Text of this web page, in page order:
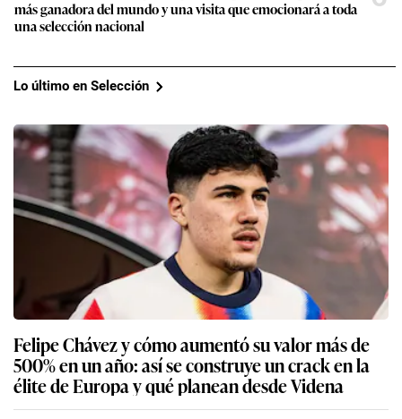
más ganadora del mundo y una visita que emocionará a toda
una selección nacional
Lo último en Selección
Felipe Chávez y cómo aumentó su valor más de
500% en un año: así se construye un crack en la
élite de Europa y qué planean desde Videna